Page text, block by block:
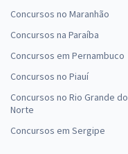
Concursos no Maranhão
Concursos na Paraíba
Concursos em Pernambuco
Concursos no Piauí
Concursos no Rio Grande do
Norte
Concursos em Sergipe